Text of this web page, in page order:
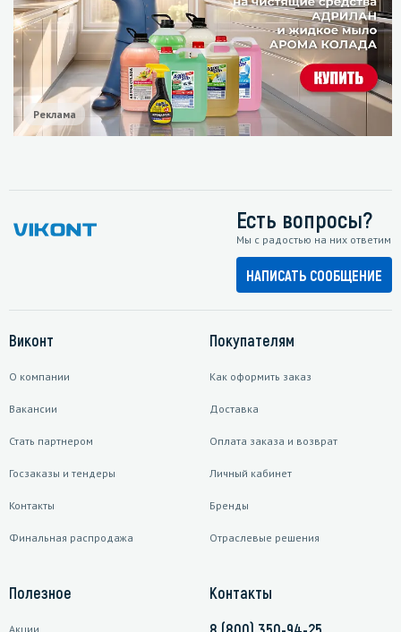
Реклама
Есть вопросы?
Мы с радостью на них ответим
НАПИСАТЬ СООБЩЕНИЕ
Виконт
О компании
Вакансии
Стать партнером
Госзаказы и тендеры
Контакты
Финальная распродажа
Покупателям
Как оформить заказ
Доставка
Оплата заказа и возврат
Личный кабинет
Бренды
Отраслевые решения
Полезное
Акции
Контакты